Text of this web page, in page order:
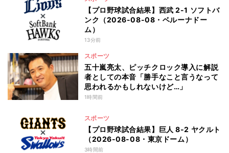
【プロ野球試合結果】西武 2-1 ソフトバ
ンク（2026-08-08・ベルーナドー
ム）
13分前
スポーツ
五十嵐亮太、ピッチクロック導入に解説
者としての本音「勝手なこと言うなって
思われるかもしれないけど…」
1時間前
スポーツ
【プロ野球試合結果】巨人 8-2 ヤクルト
（2026-08-08・東京ドーム）
3時間前